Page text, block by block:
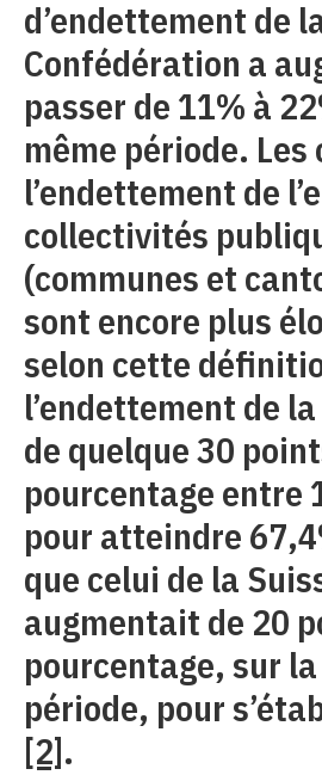
d’endettement de
Confédération a
passer de 11% à
même période.
l’endettement de
collectivités
(communes et
sont encore plus
selon cette
l’endettement de
de quelque 30
pourcentage entre
pour atteindre
que celui de la
augmentait de 20
pourcentage, sur
période, pour
[2].